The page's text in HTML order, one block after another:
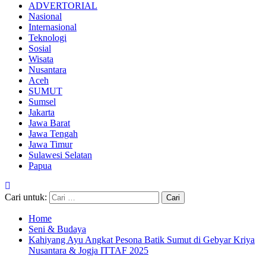
ADVERTORIAL
Nasional
Internasional
Teknologi
Sosial
Wisata
Nusantara
Aceh
SUMUT
Sumsel
Jakarta
Jawa Barat
Jawa Tengah
Jawa Timur
Sulawesi Selatan
Papua
Cari untuk:
Home
Seni & Budaya
Kahiyang Ayu Angkat Pesona Batik Sumut di Gebyar Kriya
Nusantara & Jogja ITTAF 2025